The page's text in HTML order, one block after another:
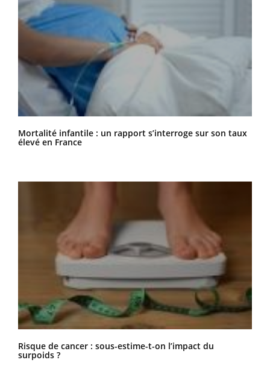
Mortalité infantile : un rapport s’interroge sur son taux
élevé en France
Risque de cancer : sous-estime-t-on l’impact du
surpoids ?